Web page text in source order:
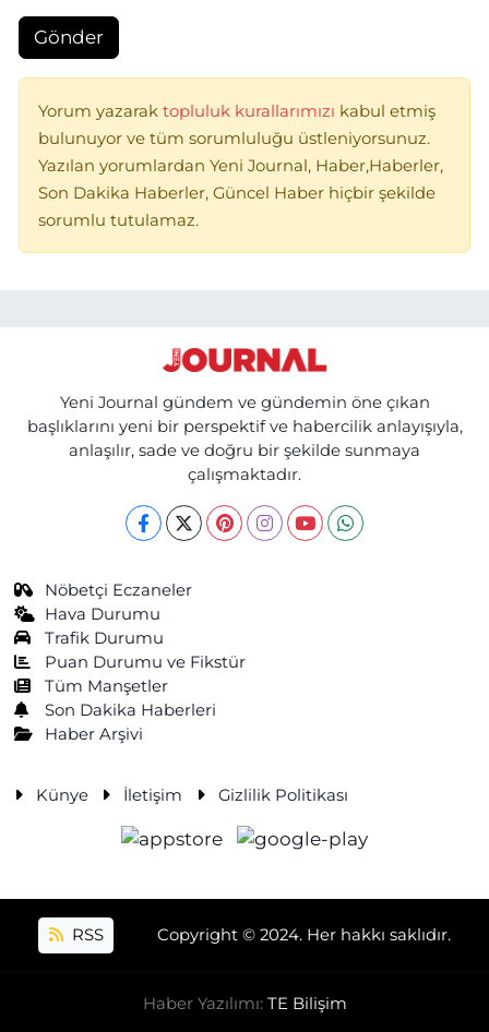
Gönder
Yorum yazarak topluluk kurallarımızı kabul etmiş
bulunuyor ve tüm sorumluluğu üstleniyorsunuz.
Yazılan yorumlardan Yeni Journal, Haber,Haberler,
Son Dakika Haberler, Güncel Haber hiçbir şekilde
sorumlu tutulamaz.
Yeni Journal gündem ve gündemin öne çıkan
başlıklarını yeni bir perspektif ve habercilik anlayışıyla,
anlaşılır, sade ve doğru bir şekilde sunmaya
çalışmaktadır.
Nöbetçi Eczaneler
Hava Durumu
Trafik Durumu
Puan Durumu ve Fikstür
Tüm Manşetler
Son Dakika Haberleri
Haber Arşivi
Künye İletişim Gizlilik Politikası
RSS Copyright © 2024. Her hakkı saklıdır.
Haber Yazılımı: TE Bilişim